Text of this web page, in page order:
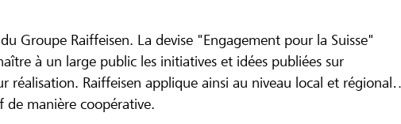
Groupe Raiffeisen. La devise "Engagement pour la Suisse"
à un large public les initiatives et idées publiées sur
réalisation. Raiffeisen applique ainsi au niveau local et régional
de manière coopérative.